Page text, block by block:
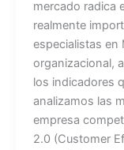
mercado radica
realmente
especialistas en
organizacional,
los indicadores
analizamos las
empresa
2.0 (Customer